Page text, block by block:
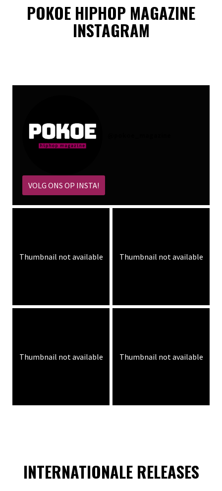
POKOE HIPHOP MAGAZINE
INSTAGRAM
VOLG ONS OP INSTA!
Thumbnail not available Thumbnail not available
Thumbnail not available Thumbnail not available
INTERNATIONALE RELEASES